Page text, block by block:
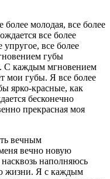
молодая, все более
все более
упругое, все более
губы
С каждым мгновением
мои губы. Я все более
ярко-красные, как
бесконечно
прекрасная моя
вечным
вечно новую
наполняюсь
жизни. Я с каждым